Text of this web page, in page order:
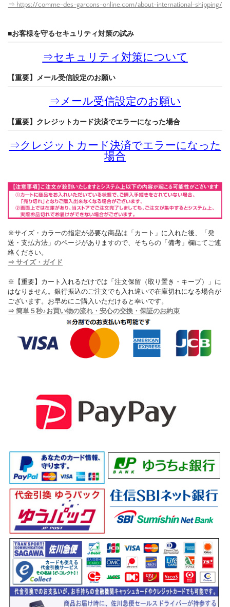
⇒ https://comme-des-garcons-online.com/about-international-shipping/
■お客様を守るセキュリティ対策の試み
⇒セキュリティ対策について
【重要】メール受信設定のお願い
⇒ メール受信設定のお願い
【重要】クレジットカード決済でエラーになった場合
⇒クレジットカード決済でエラーになった
場合
※サイズ・カラーの指定が必要な商品は「カート」に入れた後、「発
送・支払方法」のページがありますので、そちらの「備考」欄にてご連
絡ください。
⇒ サイズ・ガイド
※【重要】カート入れるだけでは「注文保留（取り置き・キープ）」に
はなりません。銀行振込のご注文でも入れ違いで在庫切れになる場合が
ございます。お早めにご購入いただけると幸いです。
⇒ 簡単５秒♪お買い物の流れ・安心の交換・保証のお約束